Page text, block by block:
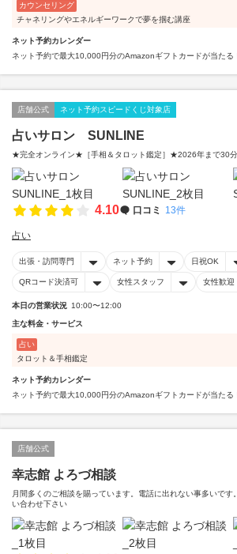
カウンセリング
チャネリングやエネルギーワークで夢を掴む講座
ネット予約カレンダー
ネット予約で最大10,000円分のAmazonギフトカードが当たる
店舗公式 ネット予約スピードくじ対象店
占いサロン SUNLINE
★完全オンライン★［手相＆タロット鑑定］★2026年まで30
4.10 口コミ 13件
占い
出張・訪問専門 ネット予約 日祝OK
QRコード決済可 女性スタッフ 女性歓迎
本日の営業状況 10:00〜12:00
主な料金・サービス
占い
タロット＆手相鑑定
ネット予約カレンダー
ネット予約で最大10,000円分のAmazonギフトカードが当たる
店舗公式
幸志館 よろづ相談
月間多くのご相談を賜っています。電話に出れない事多いです
い合わせ下さい